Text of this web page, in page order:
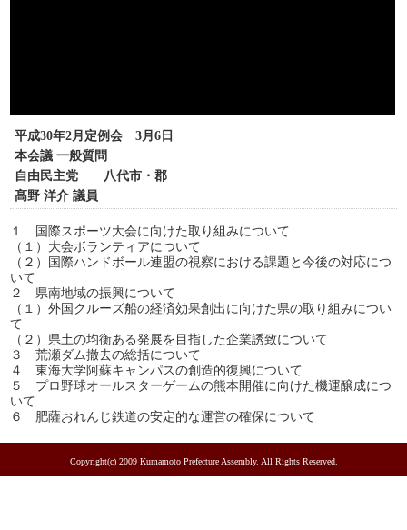
平成30年2月定例会 3月6日
本会議 一般質問
自由民主党 八代市・郡
髙野 洋介 議員
１ 国際スポーツ大会に向けた取り組みについて
（１）大会ボランティアについて
（２）国際ハンドボール連盟の視察における課題と今後の対応につ
いて
２ 県南地域の振興について
（１）外国クルーズ船の経済効果創出に向けた県の取り組みについ
て
（２）県土の均衡ある発展を目指した企業誘致について
３ 荒瀬ダム撤去の総括について
４ 東海大学阿蘇キャンパスの創造的復興について
５ プロ野球オールスターゲームの熊本開催に向けた機運醸成につ
いて
６ 肥薩おれんじ鉄道の安定的な運営の確保について
Copyright(c) 2009 Kumamoto Prefecture Assembly. All Rights Reserved.